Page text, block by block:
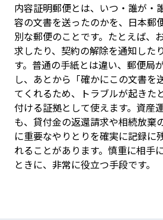
内容証明郵便とは、いつ・誰が・
容の文書を送ったのかを、日本郵
別な郵便のことです。たとえば、
求したり、契約の解除を通知した
す。普通の手紙とは違い、郵便局
し、あとから「確かにこの文書を
てくれるため、トラブルが起きた
付ける証拠として使えます。資産
も、貸付金の返還請求や相続放棄
に重要なやりとりを確実に記録に
れることがあります。慎重に相手
ときに、非常に役立つ手段です。